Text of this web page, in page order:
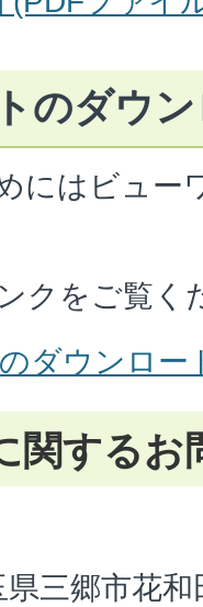
のダウ
にはビュー
クをご覧く
ダウンロー
関するお
三郷市花